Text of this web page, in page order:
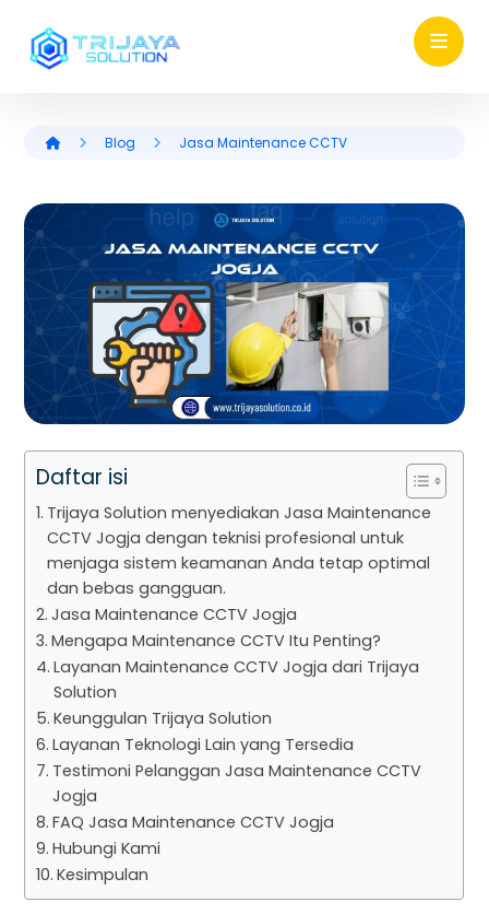
Blog Jasa Maintenance CCTV
Daftar isi
Trijaya Solution menyediakan Jasa Maintenance
CCTV Jogja dengan teknisi profesional untuk
menjaga sistem keamanan Anda tetap optimal
dan bebas gangguan.
Jasa Maintenance CCTV Jogja
Mengapa Maintenance CCTV Itu Penting?
Layanan Maintenance CCTV Jogja dari Trijaya
Solution
Keunggulan Trijaya Solution
Layanan Teknologi Lain yang Tersedia
Testimoni Pelanggan Jasa Maintenance CCTV
Jogja
FAQ Jasa Maintenance CCTV Jogja
Hubungi Kami
Kesimpulan